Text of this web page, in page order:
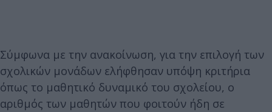
Σύμφωνα με την ανακοίνωση, για την επιλογή των
σχολικών μονάδων ελήφθησαν υπόψη κριτήρια
όπως το μαθητικό δυναμικό του σχολείου, ο
αριθμός των μαθητών που φοιτούν ήδη σε